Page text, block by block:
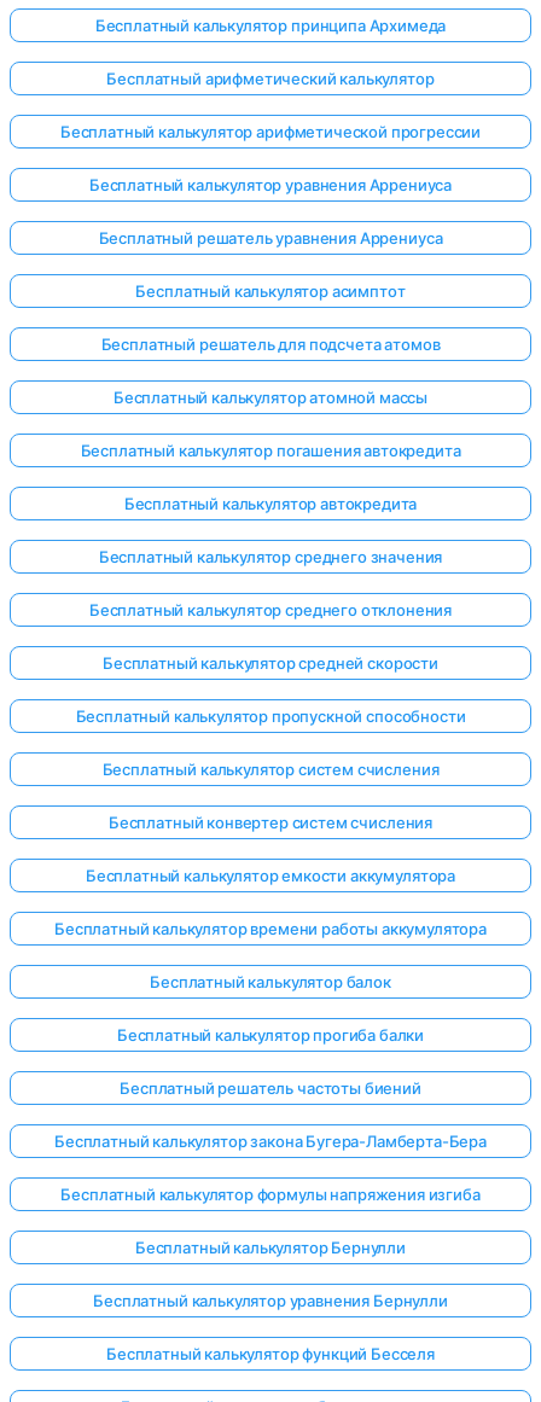
нет
Бесплатный калькулятор принципа Архимеда
Бесплатный арифметический калькулятор
Бесплатный калькулятор арифметической прогрессии
Бесплатный калькулятор уравнения Аррениуса
Бесплатный решатель уравнения Аррениуса
Бесплатный калькулятор асимптот
Бесплатный решатель для подсчета атомов
Бесплатный калькулятор атомной массы
Бесплатный калькулятор погашения автокредита
Бесплатный калькулятор автокредита
Бесплатный калькулятор среднего значения
Бесплатный калькулятор среднего отклонения
Бесплатный калькулятор средней скорости
Бесплатный калькулятор пропускной способности
Бесплатный калькулятор систем счисления
Бесплатный конвертер систем счисления
Бесплатный калькулятор емкости аккумулятора
Бесплатный калькулятор времени работы аккумулятора
Бесплатный калькулятор балок
Бесплатный калькулятор прогиба балки
Бесплатный решатель частоты биений
Бесплатный калькулятор закона Бугера-Ламберта-Бера
Бесплатный калькулятор формулы напряжения изгиба
Бесплатный калькулятор Бернулли
Бесплатный калькулятор уравнения Бернулли
Бесплатный калькулятор функций Бесселя